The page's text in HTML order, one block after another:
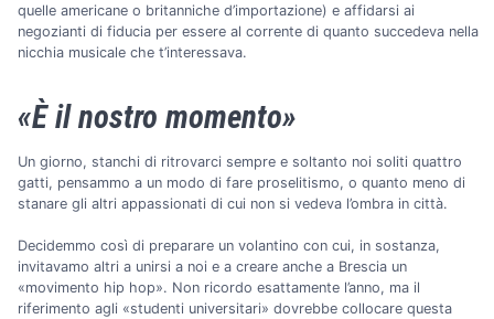
quelle americane o britanniche d’importazione) e affidarsi ai
negozianti di fiducia per essere al corrente di quanto succedeva nella
nicchia musicale che t’interessava.
«È il nostro momento»
Un giorno, stanchi di ritrovarci sempre e soltanto noi soliti quattro
gatti, pensammo a un modo di fare proselitismo, o quanto meno di
stanare gli altri appassionati di cui non si vedeva l’ombra in città.
Decidemmo così di preparare un volantino con cui, in sostanza,
invitavamo altri a unirsi a noi e a creare anche a Brescia un
«movimento hip hop». Non ricordo esattamente l’anno, ma il
riferimento agli «studenti universitari» dovrebbe collocare questa